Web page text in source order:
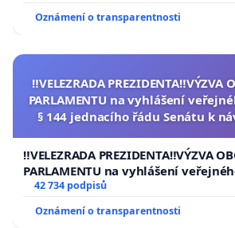
Oznámení o transparentnosti
‼️VELEZRADA PREZIDENTA‼️VÝZVA
PARLAMENTU na vyhlášení
§ 144 jednacího řádu Senátu k
republiky
‼️VELEZRADA PREZIDENTA‼️VÝZVA
PARLAMENTU na vyhlášení
144 jednacího řádu Senátu k
usnesení k podání ústavní žaloby
republiky
42 734 podpisů
Oznámení o transparentnosti